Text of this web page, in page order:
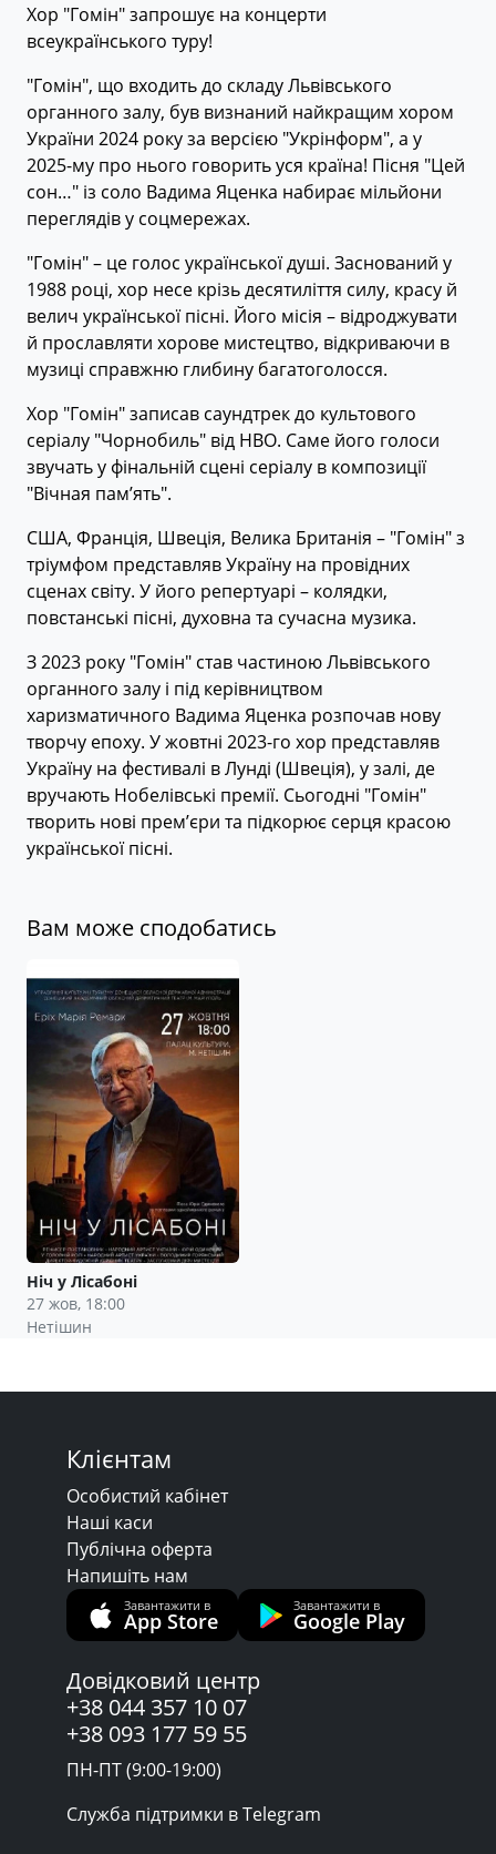
Хор "Гомін" запрошує на концерти
всеукраїнського туру!
"Гомін", що входить до складу Львівського
органного залу, був визнаний найкращим хором
України 2024 року за версією "Укрінформ", а у
2025-му про нього говорить уся країна! Пісня "Цей
сон…" із соло Вадима Яценка набирає мільйони
переглядів у соцмережах.
"Гомін" – це голос української душі. Заснований у
1988 році, хор несе крізь десятиліття силу, красу й
велич української пісні. Його місія – відроджувати
й прославляти хорове мистецтво, відкриваючи в
музиці справжню глибину багатоголосся.
Хор "Гомін" записав саундтрек до культового
серіалу "Чорнобиль" від HBO. Саме його голоси
звучать у фінальній сцені серіалу в композиції
"Вічная пам’ять".
США, Франція, Швеція, Велика Британія – "Гомін" з
тріумфом представляв Україну на провідних
сценах світу. У його репертуарі – колядки,
повстанські пісні, духовна та сучасна музика.
З 2023 року "Гомін" став частиною Львівського
органного залу і під керівництвом
харизматичного Вадима Яценка розпочав нову
творчу епоху. У жовтні 2023-го хор представляв
Україну на фестивалі в Лунді (Швеція), у залі, де
вручають Нобелівські премії. Сьогодні "Гомін"
творить нові прем’єри та підкорює серця красою
української пісні.
Вам може сподобатись
Ніч у Лісабоні
27 жов, 18:00
Нетішин
Клієнтам
Особистий кабінет
Наші каси
Публічна оферта
Напишіть нам
Завантажити в
App Store
Завантажити в
Google Play
Довідковий центр
+38 044 357 10 07
+38 093 177 59 55
ПН-ПТ (9:00-19:00)
Служба підтримки в Telegram